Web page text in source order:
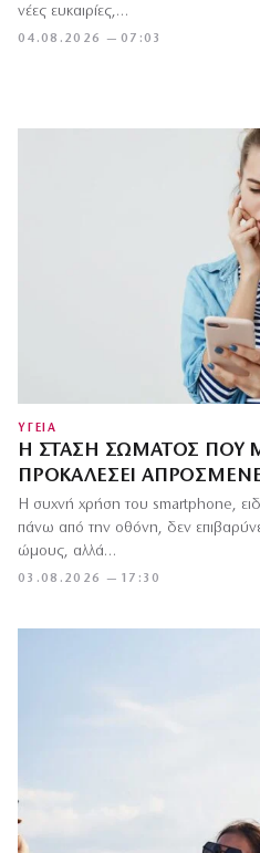
04.08.2026 — 07:03
νέες ευκαιρίες,…
ΥΓΕΙΑ
Η ΣΤΆΣΗ ΣΏΜΑΤΟΣ ΠΟΥ
ΠΡΟΚΑΛΈΣΕΙ
03.08.2026 — 17:30
Η συχνή χρήση του smartphone,
πάνω από την οθόνη, δεν
ώμους, αλλά…